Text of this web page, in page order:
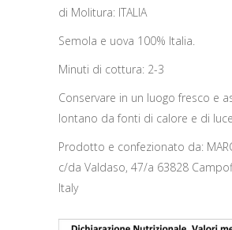
di Molitura: ITALIA
Semola e uova 100% Italia.
Minuti di cottura: 2-3
Conservare in un luogo fresco e
lontano da fonti di calore e di luce.
Prodotto e confezionato da:
c/da Valdaso, 47/a 63828
Italy